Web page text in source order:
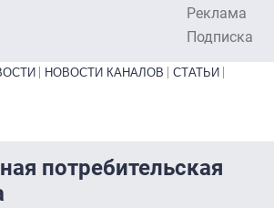
Реклама
Подписка
НОВОСТИ КАНАЛОВ
СТАТЬИ
потребительская